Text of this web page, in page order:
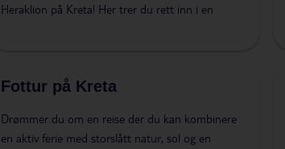
Heraklion på Kreta! Her trer du rett inn i en
Fottur på Kreta
Drømmer du om en reise der du kan kombinere
en aktiv ferie med storslått natur, sol og en